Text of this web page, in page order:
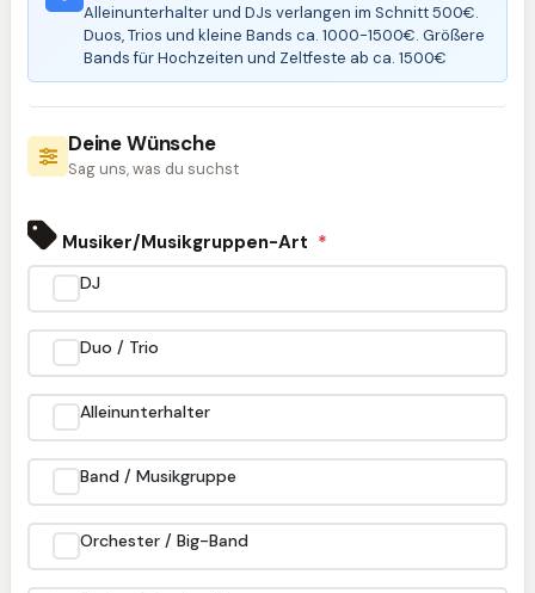
Alleinunterhalter und DJs verlangen im Schnitt 500€.
Duos, Trios und kleine Bands ca. 1000-1500€. Größere
Bands für Hochzeiten und Zeltfeste ab ca. 1500€
Deine Wünsche
Sag uns, was du suchst
Musiker/Musikgruppen-Art *
DJ
Duo / Trio
Alleinunterhalter
Band / Musikgruppe
Orchester / Big-Band